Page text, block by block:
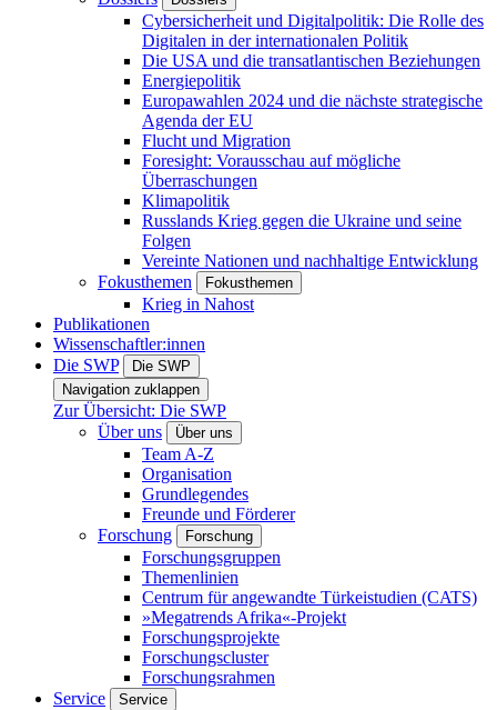
Cybersicherheit und Digitalpolitik: Die Rolle des
Digitalen in der internationalen Politik
Die USA und die transatlantischen Beziehungen
Energiepolitik
Europawahlen 2024 und die nächste strategische
Agenda der EU
Flucht und Migration
Foresight: Vorausschau auf mögliche
Überraschungen
Klimapolitik
Russlands Krieg gegen die Ukraine und seine
Folgen
Vereinte Nationen und nachhaltige Entwicklung
Fokusthemen
Fokusthemen
Krieg in Nahost
Publikationen
Wissenschaftler:innen
Die SWP
Die SWP
Navigation zuklappen
Zur Übersicht: Die SWP
Über uns
Über uns
Team A-Z
Organisation
Grundlegendes
Freunde und Förderer
Forschung
Forschung
Forschungsgruppen
Themenlinien
Centrum für angewandte Türkeistudien (CATS)
»Megatrends Afrika«-Projekt
Forschungsprojekte
Forschungscluster
Forschungsrahmen
Service
Service